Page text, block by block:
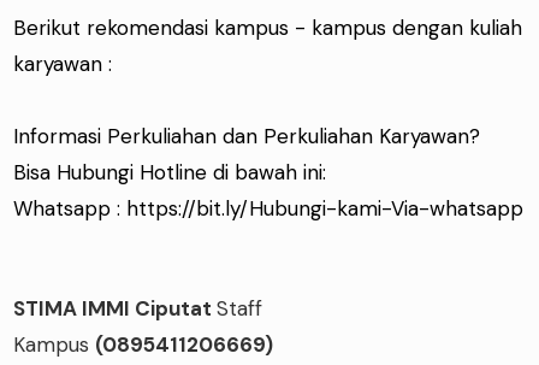
Berikut rekomendasi kampus - kampus dengan kuliah
karyawan :
Informasi Perkuliahan dan Perkuliahan Karyawan?
Bisa Hubungi Hotline di bawah ini:
Whatsapp : https://bit.ly/Hubungi-kami-Via-whatsapp
STIMA IMMI Ciputat Staff
Kampus (0895411206669)